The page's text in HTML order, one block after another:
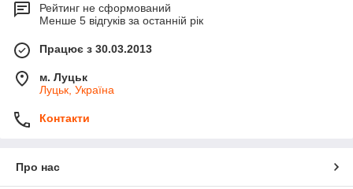
Рейтинг не сформований
Менше 5 відгуків за останній рік
Працює з 30.03.2013
м. Луцьк
Луцьк, Україна
Контакти
Про нас